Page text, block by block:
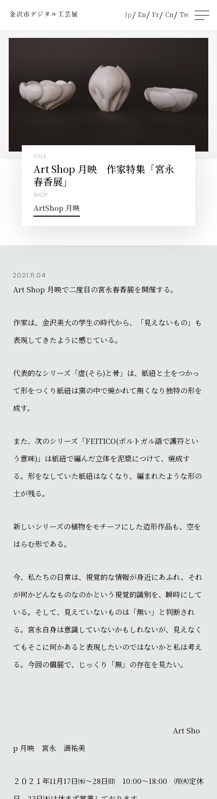
Jp En Fr Cn Tw
men
TITLE
Art Shop 月映 作家特集「宮永
春香展」
SHOP
ArtShop 月映
2021.11.04
Art Shop 月映で二度目の宮永春香展を開催する。
作家は、金沢美大の学生の時代から、「見えないもの」も
表現してきたように感じている。
代表的なシリーズ「虚(そら)と骨」は、紙紐と土をつかっ
て形をつくり紙紐は窯の中で焼かれて無くなり独特の形を
成す。
また、次のシリーズ「FEITICO(ポルトガル語で護符とい
う意味)」は紙紐で編んだ立体を泥漿につけて、焼成す
る。形をなしていた紙紐はなくなり、編まれたような形の
土が残る。
新しいシリーズの植物をモチーフにした造形作品も、空を
はらむ形である。
今、私たちの日常は、視覚的な情報が身近にあふれ、それ
が何かどんなものなのかという視覚的識別を、瞬時にして
いる。そして、見えていないものは「無い」と判断され
る。宮永自身は意識していないかもしれないが、見えなく
てもそこに何かあると表現したいのではないかと私は考え
る。今回の個展で、じっくり「無」の存在を見たい。
Art Sho
p 月映 宮永 満祐美
２０２１年11月17日㈬～28日㈰ 10:00～18:00 ㈪㈫定休